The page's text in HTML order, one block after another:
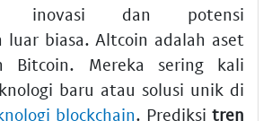
inovasi dan potensi
luar biasa. Altcoin adalah aset
Bitcoin. Mereka sering kali
baru atau solusi unik di
blockchain. Prediksi tren